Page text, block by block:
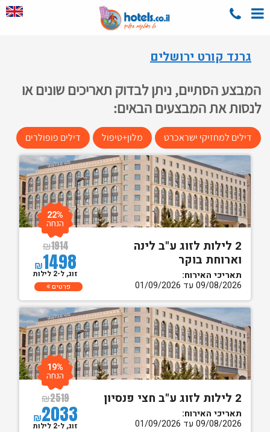
גרנד קורט ירושלים
המבצע הסתיים, ניתן לבדוק תאריכים שונים או
לנסות את המבצעים הבאים:
דילים למחזיקי ישראכרט מלון+טיפול דילים פופולרים
2 לילות לזוג ע"ב לינה
וארוחת בוקר
תאריכי האירוח:
09/08/2026 עד 01/09/2026
₪1914
₪1498
22%
הנחה
זוג, ל-2 לילות
פרטים
2 לילות לזוג ע"ב חצי פנסיון
תאריכי האירוח:
09/08/2026 עד 01/09/2026
₪2519
₪2033
19%
הנחה
זוג, ל-2 לילות